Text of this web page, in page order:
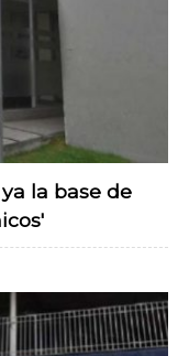
la base de